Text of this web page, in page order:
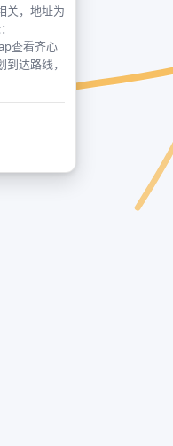
关，地址为
查看齐心
达路线，